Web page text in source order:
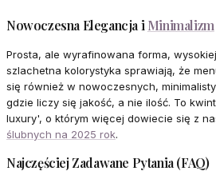
Nowoczesna Elegancja iMinimalizm
Prosta, ale wyrafinowana forma,
szlachetna kolorystyka sprawiają, że
się również w nowoczesnych,
gdzie liczy się jakość, a nie ilość. To
luxury', o którym więcej dowiecie się z
ślubnych na 2025 rok.
Najczęściej Zadawane Pytania (FAQ)